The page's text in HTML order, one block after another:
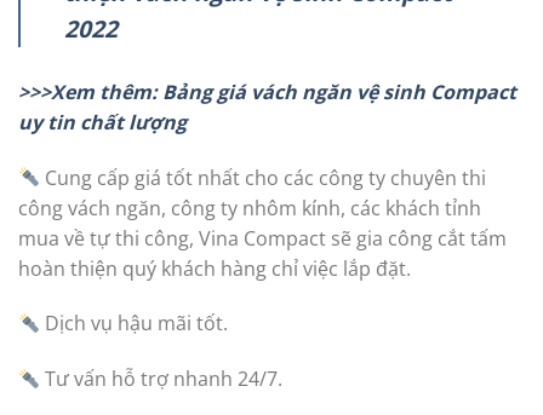
2022
>>>Xem thêm: Bảng giá vách ngăn vệ sinh Compact
uy tin chất lượng
Cung cấp giá tốt nhất cho các công ty chuyên thi
công vách ngăn, công ty nhôm kính, các khách tỉnh
mua về tự thi công, Vina Compact sẽ gia công cắt tấm
hoàn thiện quý khách hàng chỉ việc lắp đặt.
Dịch vụ hậu mãi tốt.
Tư vấn hỗ trợ nhanh 24/7.